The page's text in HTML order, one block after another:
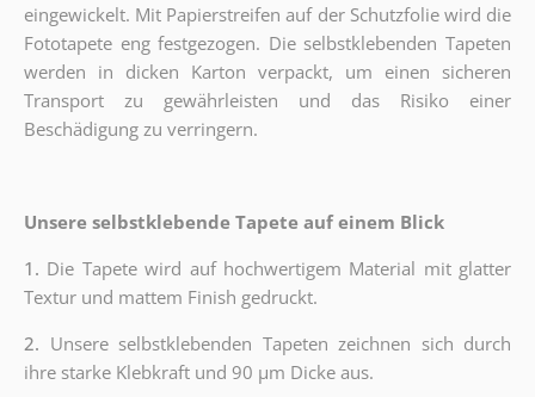
eingewickelt. Mit Papierstreifen auf der Schutzfolie wird die
Fototapete eng festgezogen. Die selbstklebenden Tapeten
werden in dicken Karton verpackt, um einen sicheren
Transport zu gewährleisten und das Risiko einer
Beschädigung zu verringern.
Unsere selbstklebende Tapete auf einem Blick
1. Die Tapete wird auf hochwertigem Material mit glatter
Textur und mattem Finish gedruckt.
2. Unsere selbstklebenden Tapeten zeichnen sich durch
ihre starke Klebkraft und 90 µm Dicke aus.